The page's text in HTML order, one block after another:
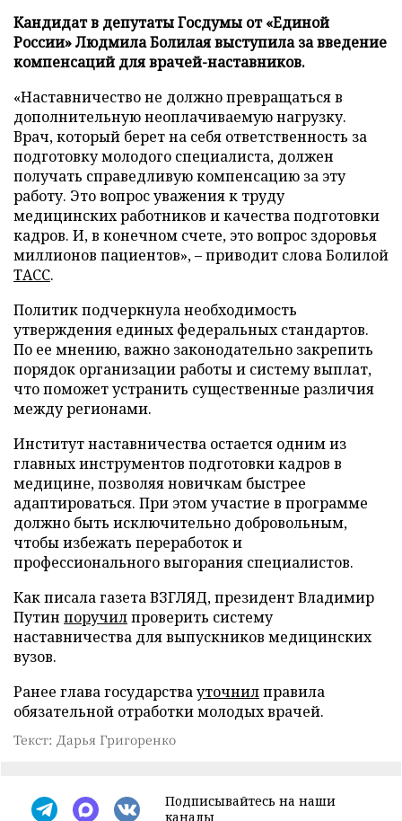
Кандидат в депутаты Госдумы от «Единой
России» Людмила Болилая выступила за введение
компенсаций для врачей-наставников.
«Наставничество не должно превращаться в
дополнительную неоплачиваемую нагрузку.
Врач, который берет на себя ответственность за
подготовку молодого специалиста, должен
получать справедливую компенсацию за эту
работу. Это вопрос уважения к труду
медицинских работников и качества подготовки
кадров. И, в конечном счете, это вопрос здоровья
миллионов пациентов», – приводит слова Болилой
ТАСС.
Политик подчеркнула необходимость
утверждения единых федеральных стандартов.
По ее мнению, важно законодательно закрепить
порядок организации работы и систему выплат,
что поможет устранить существенные различия
между регионами.
Институт наставничества остается одним из
главных инструментов подготовки кадров в
медицине, позволяя новичкам быстрее
адаптироваться. При этом участие в программе
должно быть исключительно добровольным,
чтобы избежать переработок и
профессионального выгорания специалистов.
Как писала газета ВЗГЛЯД, президент Владимир
Путин поручилпроверить систему
наставничества для выпускников медицинских
вузов.
Ранее глава государствауточнилправила
обязательной отработки молодых врачей.
Текст: Дарья Григоренко
Подписывайтесь на наши
каналы